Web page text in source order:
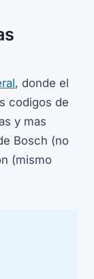
, donde el
codigos de
y mas
Bosch (no
(mismo